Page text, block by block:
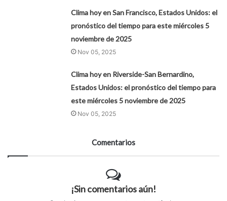
Clima hoy en San Francisco, Estados Unidos: el
pronóstico del tiempo para este miércoles 5
noviembre de 2025
Nov 05, 2025
Clima hoy en Riverside-San Bernardino,
Estados Unidos: el pronóstico del tiempo para
este miércoles 5 noviembre de 2025
Nov 05, 2025
Comentarios
¡Sin comentarios aún!